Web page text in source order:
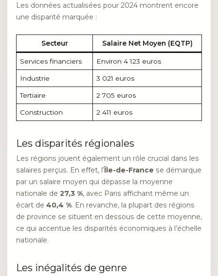
Les données actualisées pour 2024 montrent encore
une disparité marquée :
Secteur Salaire Net Moyen (EQTP)
Services financiers Environ 4 123 euros
Industrie 3 021 euros
Tertiaire 2 705 euros
Construction 2 411 euros
Les disparités régionales
Les régions jouent également un rôle crucial dans les
salaires perçus. En effet, l’Île-de-France se démarque
par un salaire moyen qui dépasse la moyenne
nationale de 27,3 %, avec Paris affichant même un
écart de 40,4 %. En revanche, la plupart des régions
de province se situent en dessous de cette moyenne,
ce qui accentue les disparités économiques à l’échelle
nationale.
Les inégalités de genre